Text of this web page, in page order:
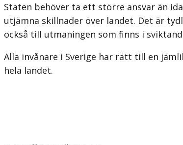
Staten behöver ta ett större ansvar än
utjämna skillnader över landet. Det är
också till utmaningen som finns i
Alla invånare i Sverige har rätt till en
hela landet.